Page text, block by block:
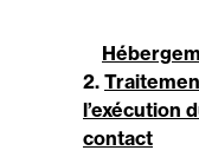
2.
l’exécution
contact